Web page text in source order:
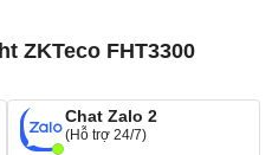
ZKTeco FHT3300
Chat Zalo 2
(Hỗ trợ 24/7)